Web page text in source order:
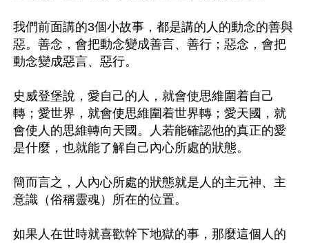
我們前面講的3個小故事，都是講的人的動念的善與
惡。善念，會把動念變成善言、善行；惡念，會把
動念變成惡言、惡行。
史威登堡說，愛自己的人，就會使思維圍着自己
轉；愛世界，就會使思維圍着世界轉；愛天國，就
會使人的思維轉向天國。人若能確認他的真正的愛
是什麼，也就能了解自己內心所處的狀態。
簡而言之，人內心所處的狀態就是人的主元神、主
意識（俗稱靈魂）所在的位置。
如果人在世時就喜歡幹下地獄的事，那麼這個人的